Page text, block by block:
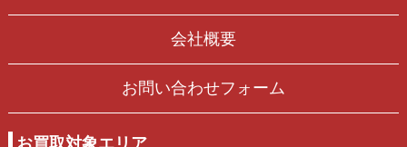
会社概要
お問い合わせフォーム